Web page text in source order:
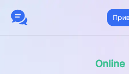
Online